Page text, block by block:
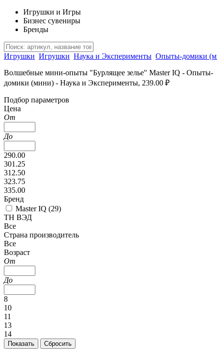
Игрушки и Игры
Бизнес сувениры
Бренды
Игрушки Игрушки Наука и Эксперименты Опыты-домики
Волшебные мини-опыты "Бурлящее зелье" Master IQ - Опыты-
домики (мини) - Наука и Эксперименты, 239.00 ₽
Подбор параметров
Цена
От
До
290.00
301.25
312.50
323.75
335.00
Бренд
Master IQ (29)
ТН ВЭД
Все
Страна производитель
Все
Возраст
От
До
8
10
11
13
14